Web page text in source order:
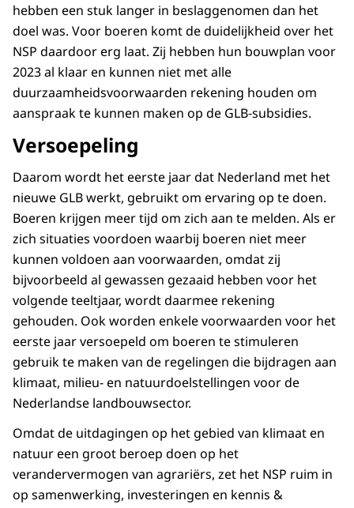
hebben een stuk langer in beslaggenomen dan het
doel was. Voor boeren komt de duidelijkheid over het
NSP daardoor erg laat. Zij hebben hun bouwplan voor
2023 al klaar en kunnen niet met alle
duurzaamheidsvoorwaarden rekening houden om
aanspraak te kunnen maken op de GLB-subsidies.
Versoepeling
Daarom wordt het eerste jaar dat Nederland met het
nieuwe GLB werkt, gebruikt om ervaring op te doen.
Boeren krijgen meer tijd om zich aan te melden. Als er
zich situaties voordoen waarbij boeren niet meer
kunnen voldoen aan voorwaarden, omdat zij
bijvoorbeeld al gewassen gezaaid hebben voor het
volgende teeltjaar, wordt daarmee rekening
gehouden. Ook worden enkele voorwaarden voor het
eerste jaar versoepeld om boeren te stimuleren
gebruik te maken van de regelingen die bijdragen aan
klimaat, milieu- en natuurdoelstellingen voor de
Nederlandse landbouwsector.
Omdat de uitdagingen op het gebied van klimaat en
natuur een groot beroep doen op het
verandervermogen van agrariërs, zet het NSP ruim in
op samenwerking, investeringen en kennis &